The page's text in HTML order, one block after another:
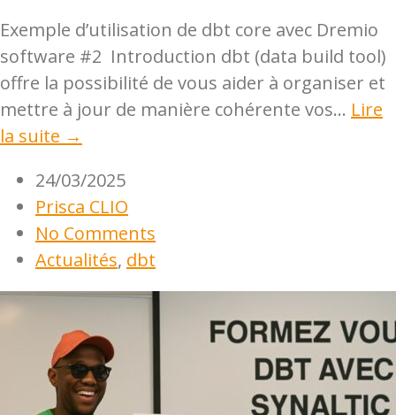
Exemple d’utilisation de dbt core avec Dremio
software #2 Introduction dbt (data build tool)
offre la possibilité de vous aider à organiser et
mettre à jour de manière cohérente vos... Lire
la suite →
24/03/2025
Prisca CLIO
No Comments
Actualités, dbt